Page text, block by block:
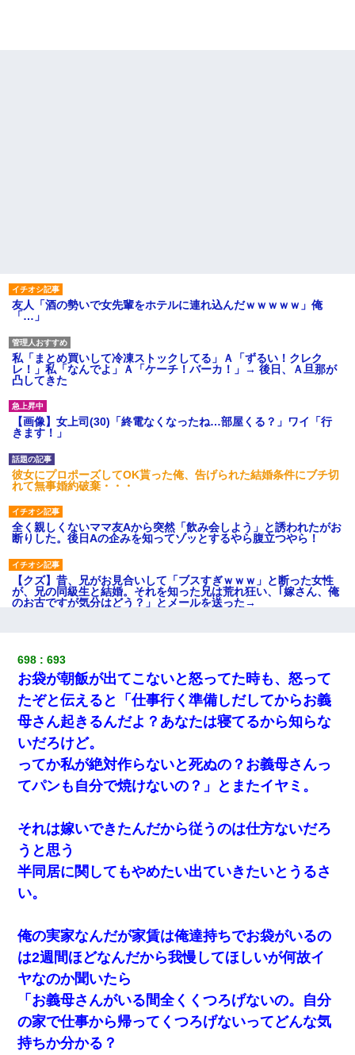
友人「酒の勢いで女先輩をホテルに連れ込んだｗｗｗｗｗ」俺
「…」
私「まとめ買いして冷凍ストックしてる」Ａ「ずるい！クレク
レ！」私「なんでよ」Ａ「ケーチ！バーカ！」→ 後日、Ａ旦那が
凸してきた
【画像】女上司(30)「終電なくなったね…部屋くる？」ワイ「行
きます！」
彼女にプロポーズしてOK貰った俺、告げられた結婚条件にブチ切
れて無事婚約破棄・・・
全く親しくないママ友Aから突然「飲み会しよう」と誘われたがお
断りした。後日Aの企みを知ってゾッとするやら腹立つやら！
【クズ】昔、兄がお見合いして「ブスすぎｗｗｗ」と断った女性
が、兄の同級生と結婚。それを知った兄は荒れ狂い、｢嫁さん、俺
のお古ですが気分はどう？」とメールを送った→
てしても結婚て難しいんだなぁ…と思ってた
嘘をついてフリン旅行へ出かけた嫁→翌日、嫁「ただいま～」旦
那「娘がシんだよ。何度も連絡したのに…」嫁「えっ」→なん
と・・・
友人とふたりで山口に旅行した時の事。レンタカーを借りて山の
中の道を走っていたら、突然ガガッ！って音がして…
ていき、1時間後に号泣しながら出てきて…
クラスで一人無口で誰とも話さない男子がいた。→修学旅行に来
なかったその男子に女子達がお土産を渡した。5分後…
って言ったら・・・
10年ほど前、息子がまだ年中だった時に離婚したんだけど、一昨
年の暮れに突然息子が職場を訪ねてきた。
今日夫の実家に泊ったんだけど、朝起きたら股間がなんかモッコ
リしてた
698 693
お袋が朝飯が出てこないと怒ってた時も、怒って
たぞと伝えると「仕事行く準備しだしてからお義
母さん起きるんだよ？あなたは寝てるから知らな
いだろけど。
ってか私が絶対作らないと死ぬの？お義母さんっ
てパンも自分で焼けないの？」とまたイヤミ。
それは嫁いできたんだから従うのは仕方ないだろ
うと思う
半同居に関してもやめたい出ていきたいとうるさ
い。
俺の実家なんだが家賃は俺達持ちでお袋がいるの
は2週間ほどなんだから我慢してほしいが何故イ
ヤなのか聞いたら
「お義母さんがいる間全くくつろげないの。自分
の家で仕事から帰ってくつろげないってどんな気
持ちか分かる？